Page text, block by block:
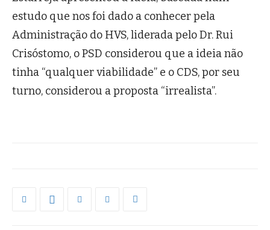
estudo que nos foi dado a conhecer pela
Administração do HVS, liderada pelo Dr. Rui
Crisóstomo, o PSD considerou que a ideia não
tinha “qualquer viabilidade” e o CDS, por seu
turno, considerou a proposta “irrealista”.